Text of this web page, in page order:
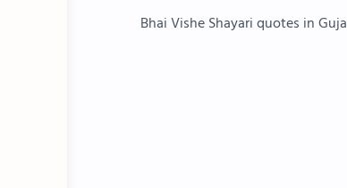
Bhai Vishe Shayari quotes in